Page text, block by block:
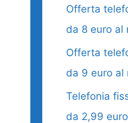
Offerta
da 8 euro al
Offerta
da 9 euro al
Telefonia
da 2,99